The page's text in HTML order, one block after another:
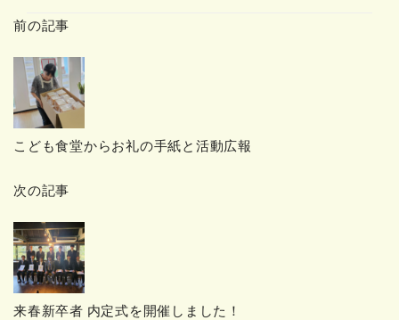
リ
前の記事
こども食堂からお礼の手紙と活動広報
次の記事
来春新卒者 内定式を開催しました！